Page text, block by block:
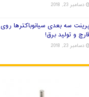
دسامبر 23, 2018
پرینت سه بعدی سیانوباکترها روی
قارچ و تولید برق!
دسامبر 23, 2018